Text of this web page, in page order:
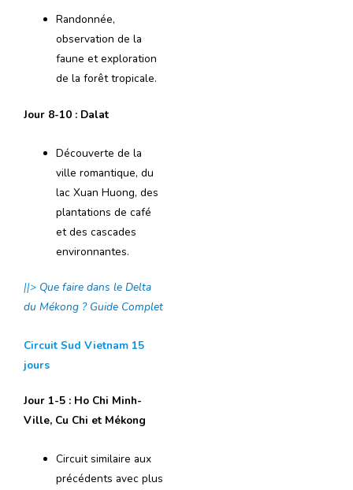
Randonnée,
observation de la
faune et exploration
de la forêt tropicale.
Jour 8-10 : Dalat
Découverte de la
ville romantique, du
lac Xuan Huong, des
plantations de café
et des cascades
environnantes.
||> Que faire dans le Delta
du Mékong ? Guide Complet
Circuit Sud Vietnam 15
jours
Jour 1-5 : Ho Chi Minh-
Ville, Cu Chi et Mékong
Circuit similaire aux
précédents avec plus